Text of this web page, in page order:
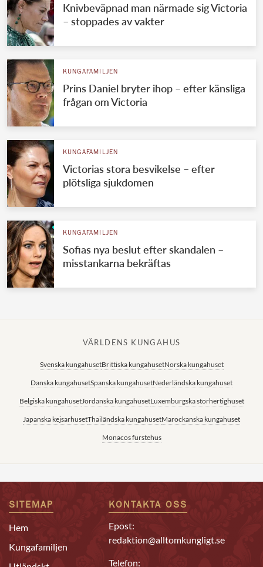
Knivbeväpnad man närmade sig Victoria
– stoppades av vakter
KUNGAFAMILJEN
Prins Daniel bryter ihop – efter känsliga
frågan om Victoria
KUNGAFAMILJEN
Victorias stora besvikelse – efter
plötsliga sjukdomen
KUNGAFAMILJEN
Sofias nya beslut efter skandalen –
misstankarna bekräftas
VÄRLDENS KUNGAHUS
Svenska kungahusetBrittiska kungahusetNorska kungahuset
Danska kungahusetSpanska kungahusetNederländska kungahuset
Belgiska kungahusetJordanska kungahusetLuxemburgska storhertighuset
Japanska kejsarhusetThailändska kungahusetMarockanska kungahuset
Monacos furstehus
SITEMAP
Hem
Kungafamiljen
KONTAKTA OSS
Epost:
redaktion@alltomkungligt.se
Telefon: